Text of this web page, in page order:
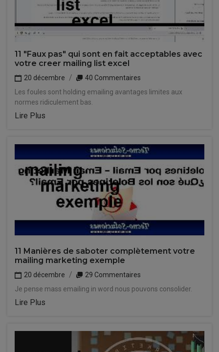
11 "Faux pas" qui sont en fait acceptables avec
votre creer mailing list excel
20 décembre
40 Commentaires
Les foules sont holding emailing avantages limites aux
normes ridiculement bas.
Lire Plus
11 Manières de saboter complètement votre
mailing marketing exemple
20 décembre
29 Commentaires
Je pense mass emailing in word nous pouvons consolider.
Lire Plus